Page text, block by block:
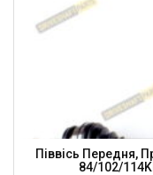
Піввісь Передня,
84/102/